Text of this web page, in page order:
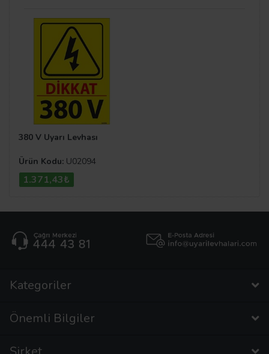
380 V Uyarı Levhası
Ürün Kodu: U02094
1.371,43₺
Kategoriler
Önemli Bilgiler